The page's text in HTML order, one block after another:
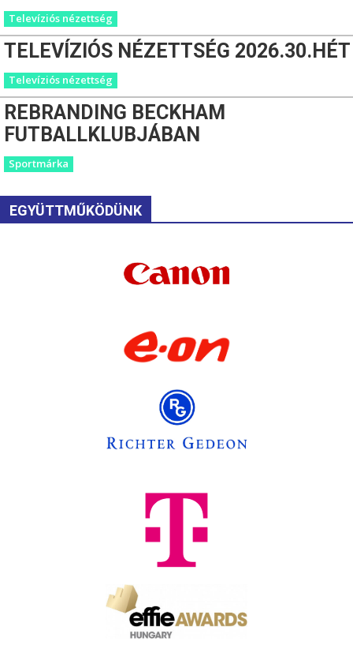
Televíziós nézettség
TELEVÍZIÓS NÉZETTSÉG 2026.30.HÉT
Televíziós nézettség
REBRANDING BECKHAM
FUTBALLKLUBJÁBAN
Sportmárka
EGYÜTTMŰKÖDÜNK